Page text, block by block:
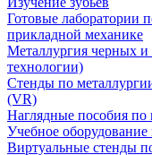
Готовые лаборатории
прикладной механике
Металлургия черных и
технологии)
Cтенды по
(VR)
Наглядные пособия по
Учебное оборудование
Виртуальные стенды